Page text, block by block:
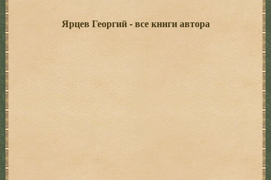
Ярцев Георгий - все книги автора